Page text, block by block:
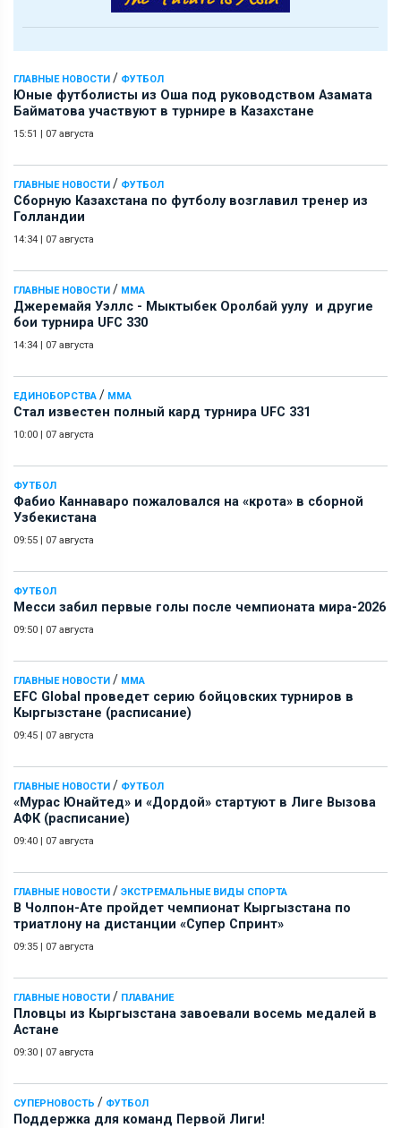
ГЛАВНЫЕ НОВОСТИ / ФУТБОЛ
Юные футболисты из Оша под руководством Азамата
Байматова участвуют в турнире в Казахстане
15:51 | 07 августа
ГЛАВНЫЕ НОВОСТИ / ФУТБОЛ
Сборную Казахстана по футболу возглавил тренер из
Голландии
14:34 | 07 августа
ГЛАВНЫЕ НОВОСТИ / ММА
Джеремайя Уэллс - Мыктыбек Оролбай уулу и другие
бои турнира UFC 330
14:34 | 07 августа
ЕДИНОБОРСТВА / ММА
Стал известен полный кард турнира UFC 331
10:00 | 07 августа
ФУТБОЛ
Фабио Каннаваро пожаловался на «крота» в сборной
Узбекистана
09:55 | 07 августа
ФУТБОЛ
Месси забил первые голы после чемпионата мира-2026
09:50 | 07 августа
ГЛАВНЫЕ НОВОСТИ / ММА
EFC Global проведет серию бойцовских турниров в
Кыргызстане (расписание)
09:45 | 07 августа
ГЛАВНЫЕ НОВОСТИ / ФУТБОЛ
«Мурас Юнайтед» и «Дордой» стартуют в Лиге Вызова
АФК (расписание)
09:40 | 07 августа
ГЛАВНЫЕ НОВОСТИ / ЭКСТРЕМАЛЬНЫЕ ВИДЫ СПОРТА
В Чолпон-Ате пройдет чемпионат Кыргызстана по
триатлону на дистанции «Супер Спринт»
09:35 | 07 августа
ГЛАВНЫЕ НОВОСТИ / ПЛАВАНИЕ
Пловцы из Кыргызстана завоевали восемь медалей в
Астане
09:30 | 07 августа
СУПЕРНОВОСТЬ / ФУТБОЛ
Поддержка для команд Первой Лиги!